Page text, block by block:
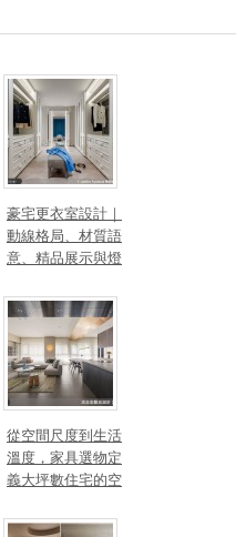
豪宅更衣室設計｜
動線格局、材質語
意、精品展示與燈
打造高訂生活儀式
從空間尺度到生活
溫度，家具選物定
義大坪數住宅的空